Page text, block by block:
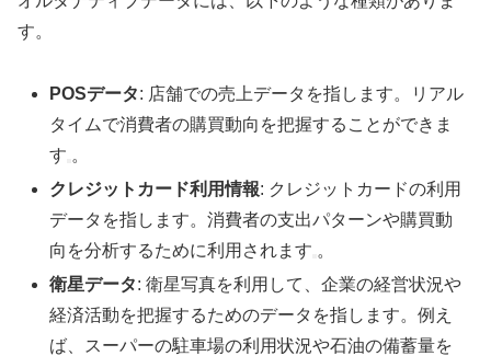
す。
POSデータ: 店舗での売上データを指します。リアル
タイムで消費者の購買動向を把握することができま
す 。
クレジットカード利用情報: クレジットカードの利用
データを指します。消費者の支出パターンや購買動
向を分析するために利用されます 。
衛星データ: 衛星写真を利用して、企業の経営状況や
経済活動を把握するためのデータを指します。例え
ば、スーパーの駐車場の利用状況や石油の備蓄量を